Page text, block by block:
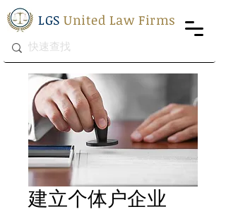
LGSUnited Law Firms
建立个体户企业